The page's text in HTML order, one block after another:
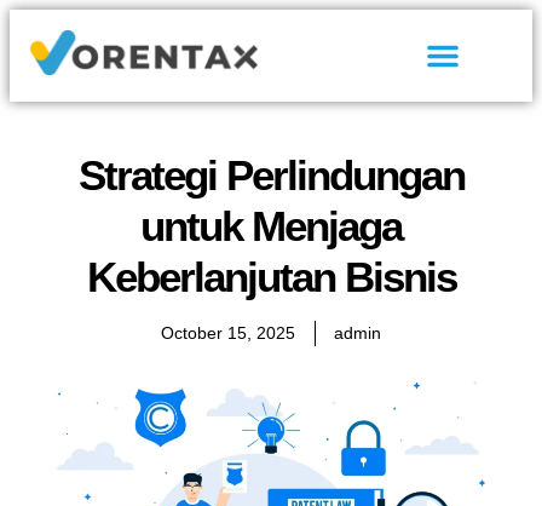
Strategi Perlindungan
untuk Menjaga
Keberlanjutan Bisnis
October 15, 2025 admin